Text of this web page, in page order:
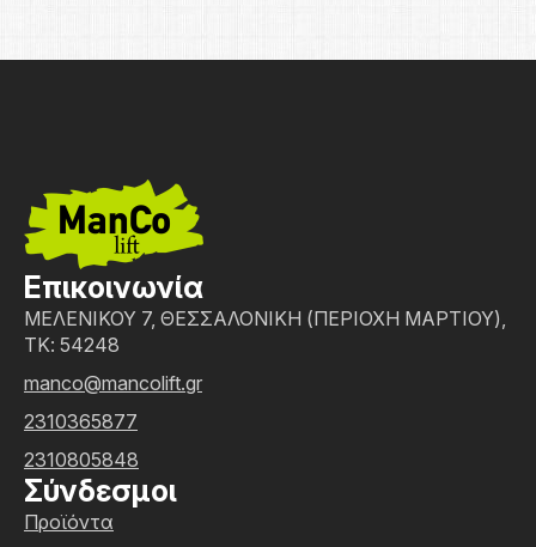
Επικοινωνία
ΜΕΛΕΝΙΚΟΥ 7, ΘΕΣΣΑΛΟΝΙΚΗ (ΠΕΡΙΟΧΗ ΜΑΡΤΙΟΥ),
ΤΚ: 54248
manco@mancolift.gr
2310365877
2310805848
Σύνδεσμοι
Προϊόντα